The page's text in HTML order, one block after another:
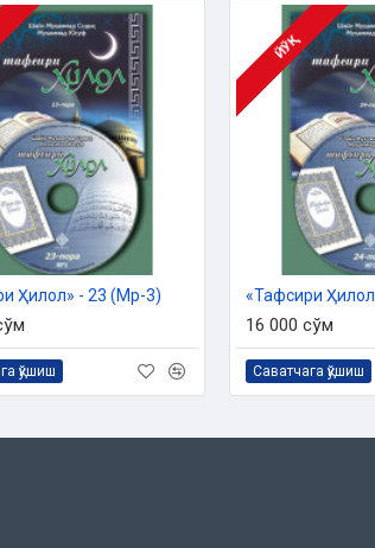
Ҳилол» - 23 (Мp-3)
қўшиш
ЙЎҚ
«Тафсири
16 000 сўм
Саватчага қўшиш